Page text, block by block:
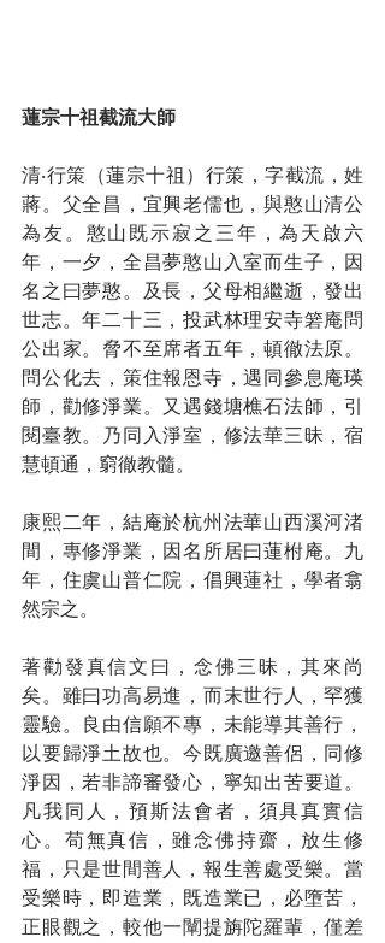
蓮宗十祖截流大師
清‧行策（蓮宗十祖）行策，字截流，姓
蔣。父全昌，宜興老儒也，與憨山清公
為友。憨山既示寂之三年，為天啟六
年，一夕，全昌夢憨山入室而生子，因
名之曰夢憨。及長，父母相繼逝，發出
世志。年二十三，投武林理安寺箬庵問
公出家。脅不至席者五年，頓徹法原。
問公化去，策住報恩寺，遇同參息庵瑛
師，勸修淨業。又遇錢塘樵石法師，引
閱臺教。乃同入淨室，修法華三昧，宿
慧頓通，窮徹教髓。
康熙二年，結庵於杭州法華山西溪河渚
間，專修淨業，因名所居曰蓮柎庵。九
年，住虞山普仁院，倡興蓮社，學者翕
然宗之。
著勸發真信文曰，念佛三昧，其來尚
矣。雖曰功高易進，而末世行人，罕獲
靈驗。良由信願不專，未能導其善行，
以要歸淨土故也。今既廣邀善侶，同修
淨因，若非諦審發心，寧知出苦要道。
凡我同人，預斯法會者，須具真實信
心。苟無真信，雖念佛持齋，放生修
福，只是世間善人，報生善處受樂。當
受樂時，即造業，既造業已，必墮苦，
正眼觀之，較他一闡提旃陀羅輩，僅差